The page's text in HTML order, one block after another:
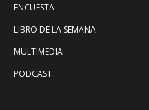
ENCUESTA
LIBRO DE LA SEMANA
MULTIMEDIA
PODCAST